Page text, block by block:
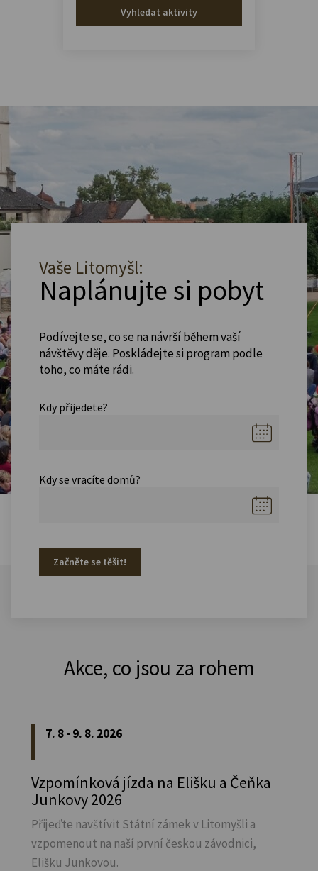
Vyhledat aktivity
Vaše Litomyšl:
Naplánujte si pobyt
Podívejte se, co se na návrší během vaší
návštěvy děje. Poskládejte si program podle
toho, co máte rádi.
Kdy přijedete?
Kdy se vracíte domů?
Začněte se těšit!
Akce, co jsou za rohem
7. 8 - 9. 8. 2026
Vzpomínková jízda na Elišku a Čeňka
Junkovy 2026
Přijeďte navštívit Státní zámek v Litomyšli a
vzpomenout na naší první českou závodnici,
Elišku Junkovou.